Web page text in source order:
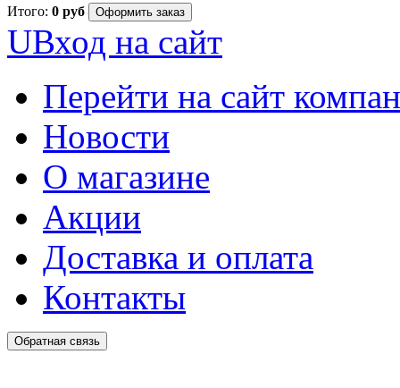
Итого: 0 руб Оформить заказ
UВход на сайт
Перейти на сайт
Новости
О магазине
Акции
Доставка и оплата
Контакты
Обратная связь